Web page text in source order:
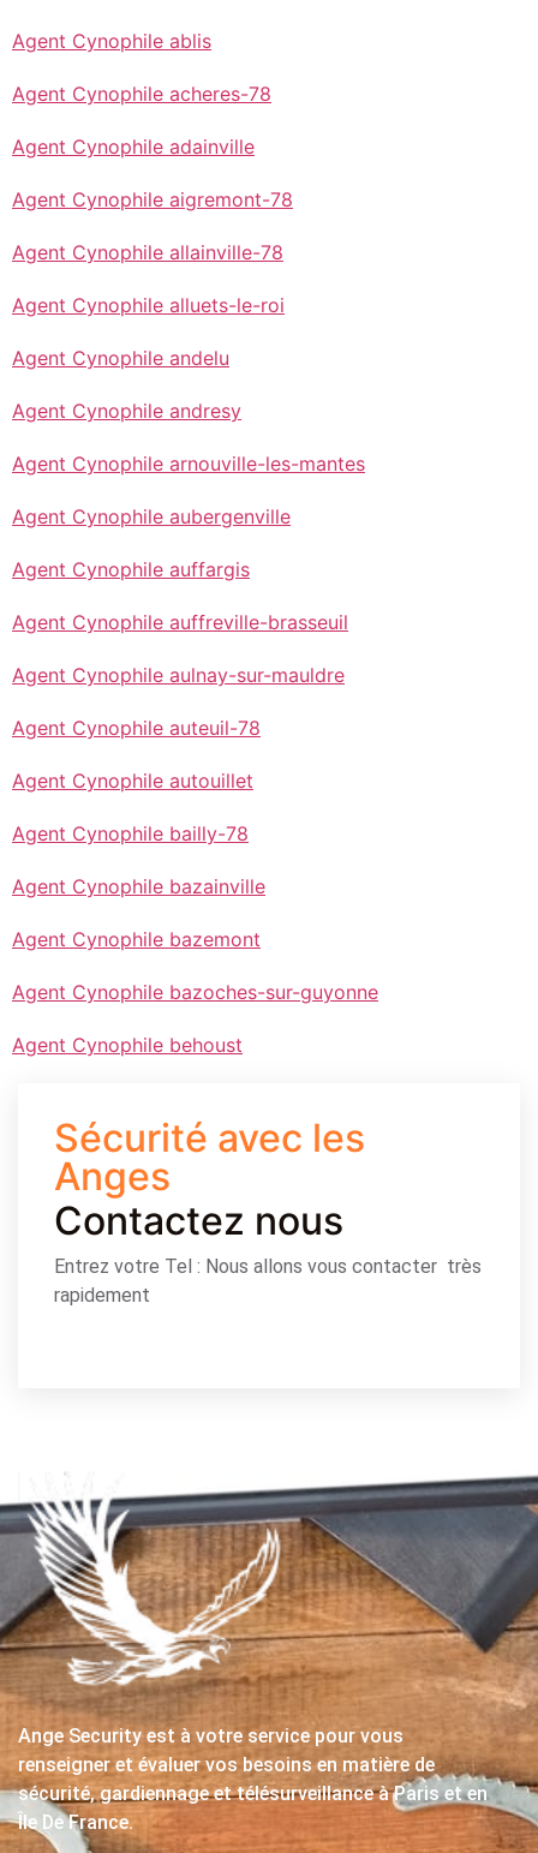
Agent Cynophile ablis
Agent Cynophile acheres-78
Agent Cynophile adainville
Agent Cynophile aigremont-78
Agent Cynophile allainville-78
Agent Cynophile alluets-le-roi
Agent Cynophile andelu
Agent Cynophile andresy
Agent Cynophile arnouville-les-mantes
Agent Cynophile aubergenville
Agent Cynophile auffargis
Agent Cynophile auffreville-brasseuil
Agent Cynophile aulnay-sur-mauldre
Agent Cynophile auteuil-78
Agent Cynophile autouillet
Agent Cynophile bailly-78
Agent Cynophile bazainville
Agent Cynophile bazemont
Agent Cynophile bazoches-sur-guyonne
Agent Cynophile behoust
Sécurité avec les
Anges
Contactez nous
Entrez votre Tel : Nous allons vous contacter très
rapidement
Ange Security est à votre service pour vous
renseigner et évaluer vos besoins en matière de
sécurité, gardiennage et télésurveillance à Paris et en
Île De France.